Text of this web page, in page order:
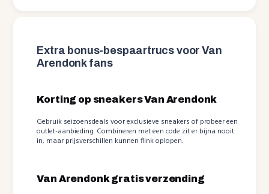
Extra bonus-bespaartrucs voor Van
Arendonk fans
Korting op sneakers Van Arendonk
Gebruik seizoensdeals voor exclusieve sneakers of probeer een
outlet-aanbieding. Combineren met een code zit er bijna nooit
in, maar prijsverschillen kunnen flink oplopen.
Van Arendonk gratis verzending